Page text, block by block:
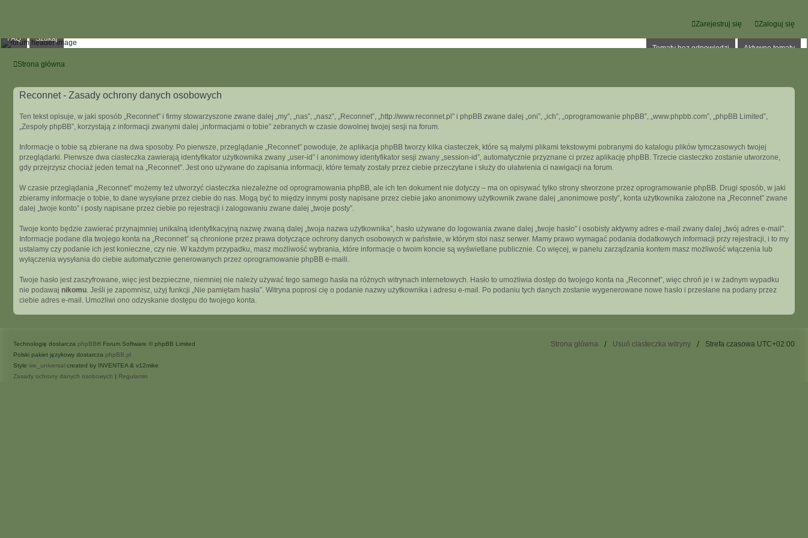
Zaloguj się
Zarejestruj się
Tematy bez odpowiedzi Aktywne tematy
FAQ Szukaj
Strona główna
Reconnet - Zasady ochrony danych osobowych
Ten tekst opisuje, w jaki sposób „Reconnet” i firmy stowarzyszone zwane dalej „my”, „nas”, „nasz”, „Reconnet”, „http://www.reconnet.pl” i phpBB zwane dalej „oni”, „ich”, „oprogramowanie phpBB”, „www.phpbb.com”, „phpBB Limited”,
„Zespoły phpBB”, korzystają z informacji zwanymi dalej „informacjami o tobie” zebranych w czasie dowolnej twojej sesji na forum.
Informacje o tobie są zbierane na dwa sposoby. Po pierwsze, przeglądanie „Reconnet” powoduje, że aplikacja phpBB tworzy kilka ciasteczek, które są małymi plikami tekstowymi pobranymi do katalogu plików tymczasowych twojej
przeglądarki. Pierwsze dwa ciasteczka zawierają identyfikator użytkownika zwany „user-id” i anonimowy identyfikator sesji zwany „session-id”, automatycznie przyznane ci przez aplikację phpBB. Trzecie ciasteczko zostanie utworzone,
gdy przejrzysz chociaż jeden temat na „Reconnet”. Jest ono używane do zapisania informacji, które tematy zostały przez ciebie przeczytane i służy do ułatwienia ci nawigacji na forum.
W czasie przeglądania „Reconnet” możemy też utworzyć ciasteczka niezależne od oprogramowania phpBB, ale ich ten dokument nie dotyczy – ma on opisywać tylko strony stworzone przez oprogramowanie phpBB. Drugi sposób, w jaki
zbieramy informacje o tobie, to dane wysyłane przez ciebie do nas. Mogą być to między innymi posty napisane przez ciebie jako anonimowy użytkownik zwane dalej „anonimowe posty”, konta użytkownika założone na „Reconnet” zwane
dalej „twoje konto” i posty napisane przez ciebie po rejestracji i zalogowaniu zwane dalej „twoje posty”.
Twoje konto będzie zawierać przynajmniej unikalną identyfikacyjną nazwę zwaną dalej „twoja nazwa użytkownika”, hasło używane do logowania zwane dalej „twoje hasło” i osobisty aktywny adres e-mail zwany dalej „twój adres e-mail”.
Informacje podane dla twojego konta na „Reconnet” są chronione przez prawa dotyczące ochrony danych osobowych w państwie, w którym stoi nasz serwer. Mamy prawo wymagać podania dodatkowych informacji przy rejestracji, i to my
ustalamy czy podanie ich jest konieczne, czy nie. W każdym przypadku, masz możliwość wybrania, które informacje o twoim koncie są wyświetlane publicznie. Co więcej, w panelu zarządzania kontem masz możliwość włączenia lub
wyłączenia wysyłania do ciebie automatycznie generowanych przez oprogramowanie phpBB e-maili.
Twoje hasło jest zaszyfrowane, więc jest bezpieczne, niemniej nie należy używać tego samego hasła na różnych witrynach internetowych. Hasło to umożliwia dostęp do twojego konta na „Reconnet”, więc chroń je i w żadnym wypadku
nie podawaj nikomu. Jeśli je zapomnisz, użyj funkcji „Nie pamiętam hasła”. Witryna poprosi cię o podanie nazwy użytkownika i adresu e-mail. Po podaniu tych danych zostanie wygenerowane nowe hasło i przesłane na podany przez
ciebie adres e-mail. Umożliwi ono odzyskanie dostępu do twojego konta.
Strona główna Usuń ciasteczka witryny Strefa czasowa UTC+02:00
Technologię dostarcza phpBB® Forum Software © phpBB Limited
Polski pakiet językowy dostarcza phpBB.pl
Style we_universal created by INVENTEA & v12mike
Zasady ochrony danych osobowych | Regulamin